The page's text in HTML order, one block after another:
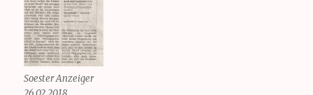
Soester Anzeiger